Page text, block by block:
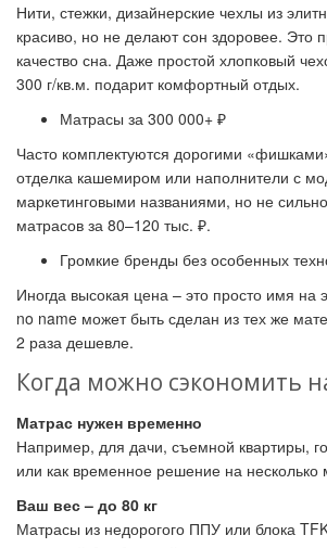
Нити, стежки, дизайнерские чехлы из
красиво, но не делают сон здоровее. Это
качество сна. Даже простой хлопковый
300 г/кв.м. подарит комфортный отдых.
Матрасы за 300 000+ ₽
Часто комплектуются дорогими
отделка кашемиром или наполнители с
маркетинговыми названиями, но не
матрасов за 80–120 тыс. ₽.
Громкие бренды без особенных
Иногда высокая цена – это просто имя на
no name может быть сделан из тех же
2 раза дешевле.
Когда можно сэкономить
Матрас нужен временно
Например, для дачи, съемной квартиры,
или как временное решение на несколько
Ваш вес – до 80 кг
Матрасы из недорогого ППУ или блока